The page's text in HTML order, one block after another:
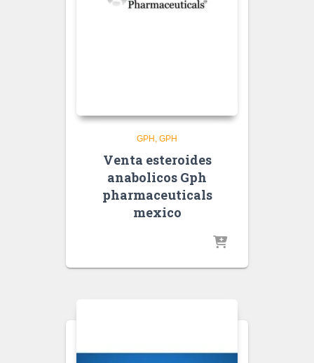
GPH GPH
Venta esteroides
anabolicos Gph
pharmaceuticals
mexico